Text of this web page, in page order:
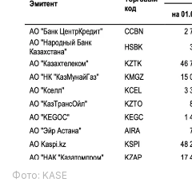
Фото: KASE